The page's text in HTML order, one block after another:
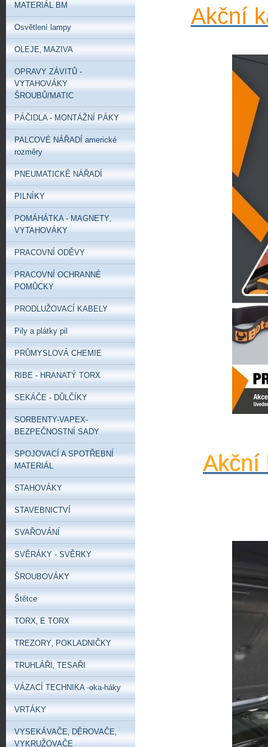
Akční
Akční
MATERIÁL BM
Osvětlení lampy
OLEJE‚ MAZIVA
OPRAVY ZÁVITŮ -
VYTAHOVÁKY
ŠROUBŮ/MATIC
PÁČIDLA - MONTÁŽNÍ PÁKY
PALCOVÉ NÁŘADÍ americké
rozměry
PNEUMATICKÉ NÁŘADÍ
PILNÍKY
POMÁHÁTKA - MAGNETY‚
VYTAHOVÁKY
PRACOVNÍ ODĚVY
PRACOVNÍ OCHRANNÉ
POMŮCKY
PRODLUŽOVACÍ KABELY
Pily a plátky pil
PRŮMYSLOVÁ CHEMIE
RIBE - HRANATÝ TORX
SEKÁČE - DŮLČÍKY
SORBENTY-VAPEX-
BEZPEČNOSTNÍ SADY
SPOJOVACÍ A SPOTŘEBNÍ
MATERIÁL
STAHOVÁKY
STAVEBNICTVÍ
SVAŘOVÁNÍ
SVĚRÁKY - SVĚRKY
ŠROUBOVÁKY
Štětce
TORX‚ E TORX
TREZORY‚ POKLADNIČKY
TRUHLÁŘI‚ TESAŘI
VÁZACÍ TECHNIKA -oka-háky
VRTÁKY
VYSEKÁVAČE‚ DĚROVAČE‚
VYKRUŽOVAČE